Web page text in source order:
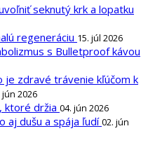
seknutý krk a lopatku
regeneráciu 15. júl 2026
s Bulletproof kávou
je zdravé trávenie kľúčom k
jún 2026
ktoré držia 04. jún 2026
aj dušu a spája ľudí02. jún